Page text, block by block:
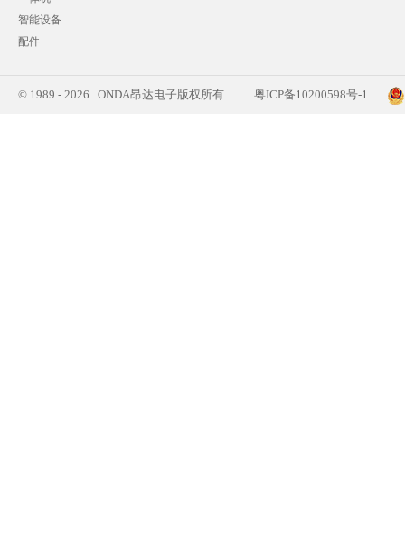
智能设备
配件
© 1989 - 2026 ONDA昂达电子版权所有 粤ICP备10200598号-1